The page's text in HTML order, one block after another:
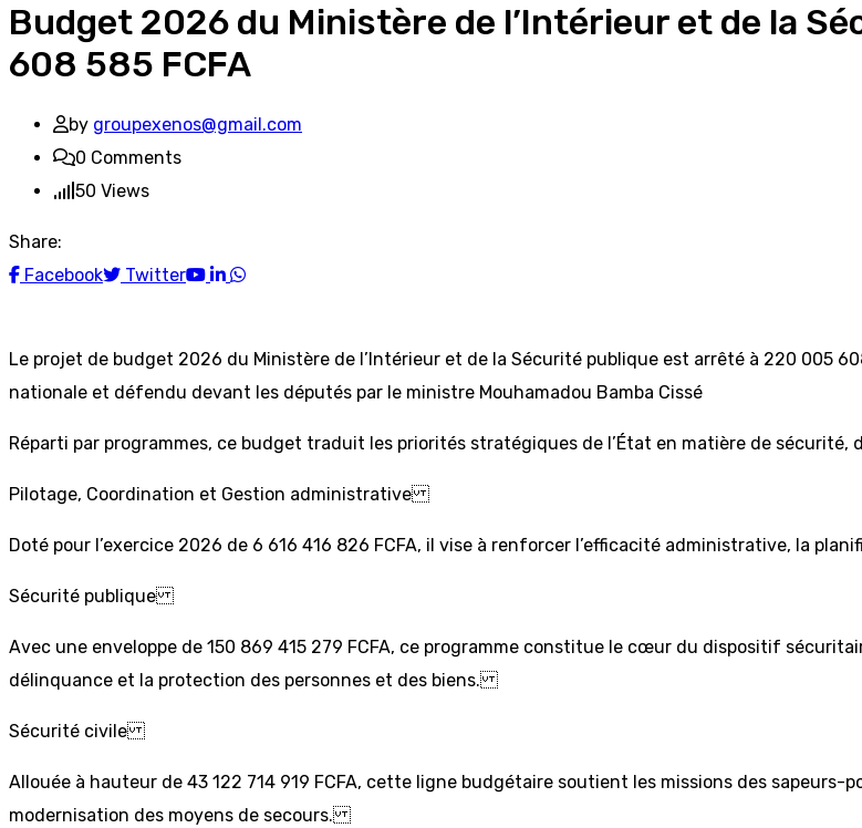
Budget 2026 du Ministère de l’Intérieur et de la
608 585 FCFA
by groupexenos@gmail.com
0 Comments
50 Views
Share:
Facebook
Twitter Youtube
LinkedIn
Whatsapp
Le projet de budget 2026 du Ministère de l’Intérieur et de la Sécurité publique est arrêté à 220 005
nationale et défendu devant les députés par le ministre Mouhamadou Bamba Cissé
Réparti par programmes, ce budget traduit les priorités stratégiques de l’État en matière de
Pilotage, Coordination et Gestion administrative
Doté pour l’exercice 2026 de 6 616 416 826 FCFA, il vise à renforcer l’efficacité administrative, la
Sécurité publique
Avec une enveloppe de 150 869 415 279 FCFA, ce programme constitue le cœur du dispositif
délinquance et la protection des personnes et des biens.
Sécurité civile
Allouée à hauteur de 43 122 714 919 FCFA, cette ligne budgétaire soutient les missions des sapeurs-
modernisation des moyens de secours.